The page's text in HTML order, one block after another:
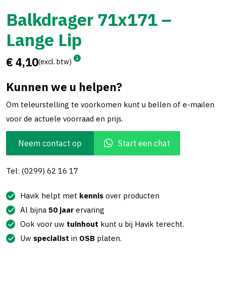
Balkdrager 71x171 –
Lange Lip
€ 4,10(excl. btw)
Kunnen we u helpen?
Om teleurstelling te voorkomen kunt u bellen of e-mailen
voor de actuele voorraad en prijs.
Neem contact op Start een chat
Tel: (0299) 62 16 17
Havik helpt met kennis over producten
Al bijna 50 jaar ervaring
Ook voor uw tuinhout kunt u bij Havik terecht.
Uw specialist in OSB platen.